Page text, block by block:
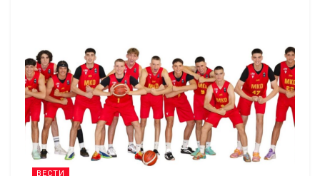
ВЕСТИ